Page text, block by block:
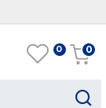
0 0